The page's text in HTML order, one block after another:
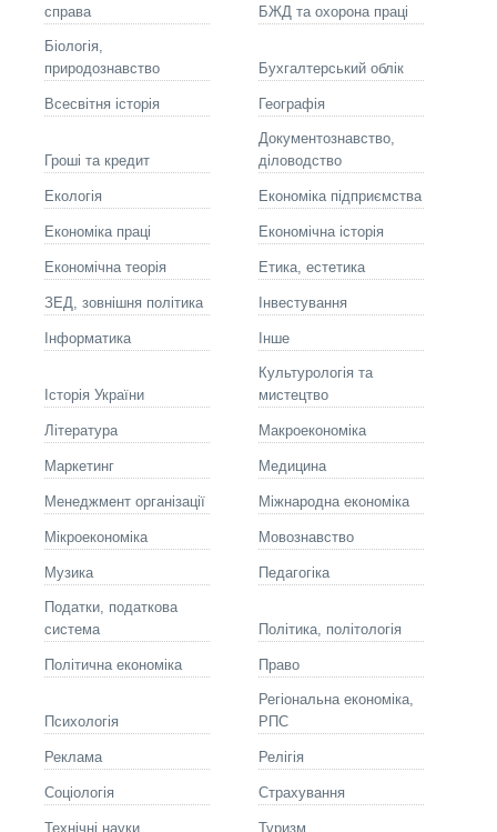
справа
БЖД та охорона праці
Біологія,
природознавство
Бухгалтерський облік
Всесвітня історія Географія
Гроші та кредит
Документознавство,
діловодство
Екологія Економіка підприємства
Економіка праці Економічна історія
Економічна теорія Етика, естетика
ЗЕД, зовнішня політика Інвестування
Інформатика Інше
Історія України
Культурологія та
мистецтво
Літературa Макроекономіка
Маркетинг Медицина
Менеджмент організації Міжнародна економіка
Мікроекономіка Мовознавство
Музика Педагогіка
Податки, податкова
система
Політика, політологія
Політична економіка Право
Психологія
Регіональна економіка,
РПС
Реклама Релігія
Соціологія Страхування
Технічні науки Туризм